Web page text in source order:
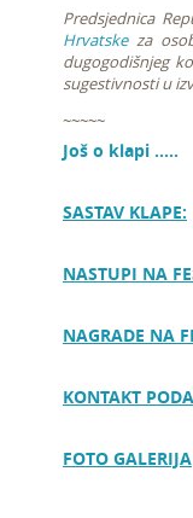
Predsjednica
Hrvatskeza
dugogodišnjeg
sugestivnosti u
~~~~~
Još o klapi .....
SASTAV KLAPE:
NASTUPI NA
NAGRADE NA
KONTAKT
FOTO GALERIJA